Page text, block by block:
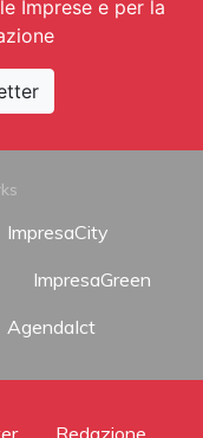
Imprese e per la
ImpresaCity
ImpresaGreen
AgendaIct
Redazione